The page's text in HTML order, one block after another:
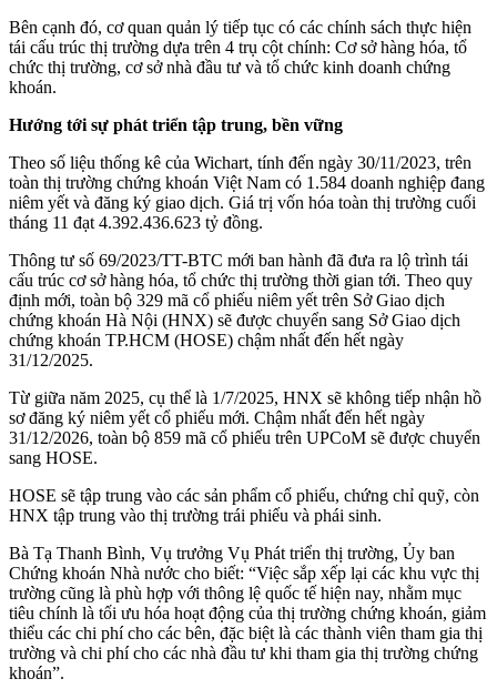
Bên cạnh đó, cơ quan quản lý tiếp tục có các chính sách thực hiện
tái cấu trúc thị trường dựa trên 4 trụ cột chính: Cơ sở hàng hóa, tổ
chức thị trường, cơ sở nhà đầu tư và tổ chức kinh doanh chứng
khoán.
Hướng tới sự phát triển tập trung, bền vững
Theo số liệu thống kê của Wichart, tính đến ngày 30/11/2023, trên
toàn thị trường chứng khoán Việt Nam có 1.584 doanh nghiệp đang
niêm yết và đăng ký giao dịch. Giá trị vốn hóa toàn thị trường cuối
tháng 11 đạt 4.392.436.623 tỷ đồng.
Thông tư số 69/2023/TT-BTC mới ban hành đã đưa ra lộ trình tái
cấu trúc cơ sở hàng hóa, tổ chức thị trường thời gian tới. Theo quy
định mới, toàn bộ 329 mã cổ phiếu niêm yết trên Sở Giao dịch
chứng khoán Hà Nội (HNX) sẽ được chuyển sang Sở Giao dịch
chứng khoán TP.HCM (HOSE) chậm nhất đến hết ngày
31/12/2025.
Từ giữa năm 2025, cụ thể là 1/7/2025, HNX sẽ không tiếp nhận hồ
sơ đăng ký niêm yết cổ phiếu mới. Chậm nhất đến hết ngày
31/12/2026, toàn bộ 859 mã cổ phiếu trên UPCoM sẽ được chuyển
sang HOSE.
HOSE sẽ tập trung vào các sản phẩm cổ phiếu, chứng chỉ quỹ, còn
HNX tập trung vào thị trường trái phiếu và phái sinh.
Bà Tạ Thanh Bình, Vụ trưởng Vụ Phát triển thị trường, Ủy ban
Chứng khoán Nhà nước cho biết: “Việc sắp xếp lại các khu vực thị
trường cũng là phù hợp với thông lệ quốc tế hiện nay, nhằm mục
tiêu chính là tối ưu hóa hoạt động của thị trường chứng khoán, giảm
thiểu các chi phí cho các bên, đặc biệt là các thành viên tham gia thị
trường và chi phí cho các nhà đầu tư khi tham gia thị trường chứng
khoán”.